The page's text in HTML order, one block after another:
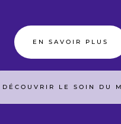
EN SAVOIR PLUS
DÉCOUVRIR LE SOIN DU